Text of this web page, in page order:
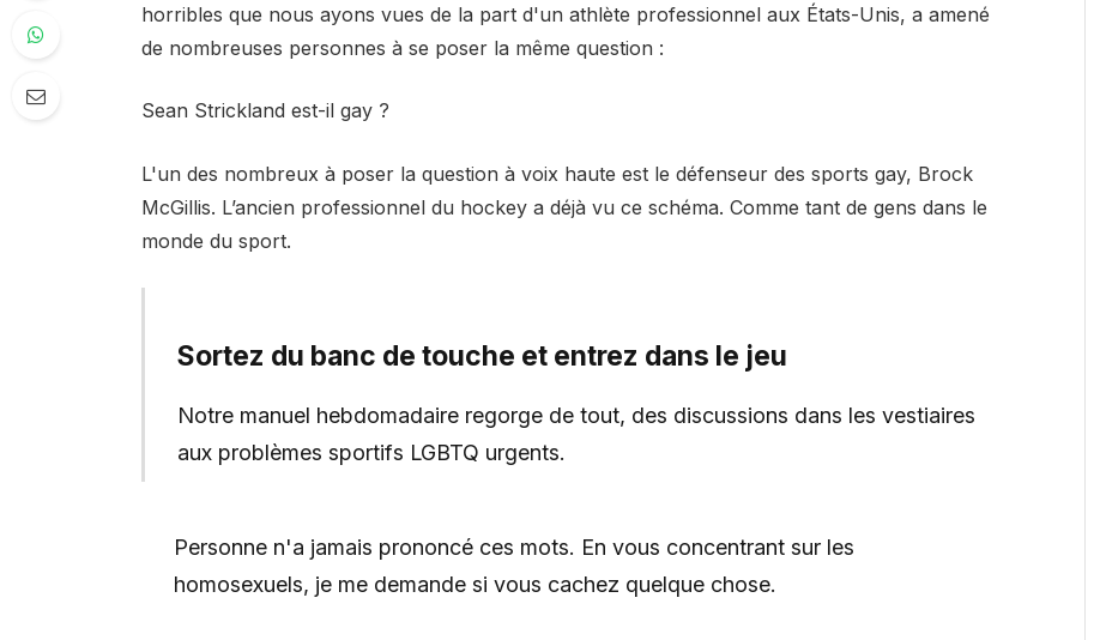
horribles que nous ayons vues de la part d'un athlète professionnel aux États-Unis, a amené
de nombreuses personnes à se poser la même question :
Sean Strickland est-il gay ?
L'un des nombreux à poser la question à voix haute est le défenseur des sports gay, Brock
McGillis. L’ancien professionnel du hockey a déjà vu ce schéma. Comme tant de gens dans le
monde du sport.
Sortez du banc de touche et entrez dans le jeu
Notre manuel hebdomadaire regorge de tout, des discussions dans les vestiaires
aux problèmes sportifs LGBTQ urgents.
Personne n'a jamais prononcé ces mots. En vous concentrant sur les
homosexuels, je me demande si vous cachez quelque chose.